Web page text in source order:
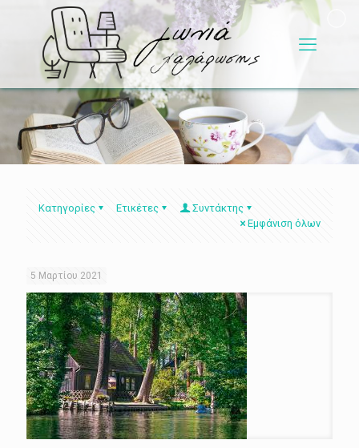
Κατηγορίες Ετικέτες
Συντάκτης
Εμφάνιση όλων
5 Μαρτίου 2021